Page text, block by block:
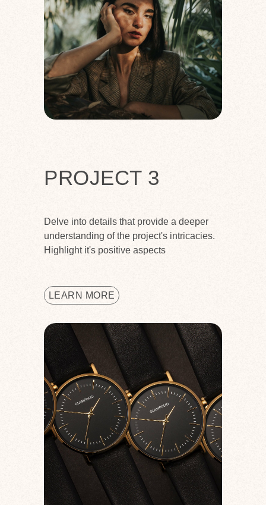
PROJECT 3
Delve into details that provide a deeper
understanding of the project's intricacies.
Highlight it's positive aspects
LEARN MORE